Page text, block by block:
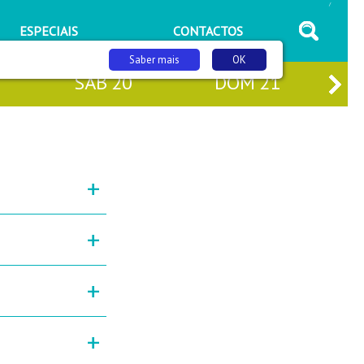
ESPECIAIS CONTACTOS
/
SÁB20 DOM21
+
+
+
+
OK
Saber mais